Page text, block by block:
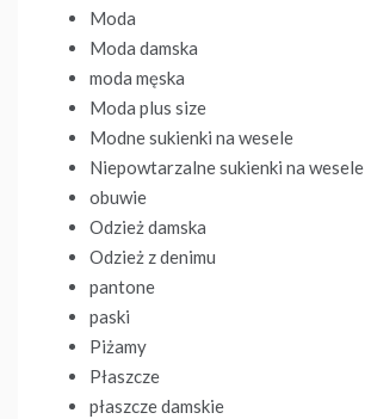
Moda
Moda damska
moda męska
Moda plus size
Modne sukienki na wesele
Niepowtarzalne sukienki na wesele
obuwie
Odzież damska
Odzież z denimu
pantone
paski
Piżamy
Płaszcze
płaszcze damskie